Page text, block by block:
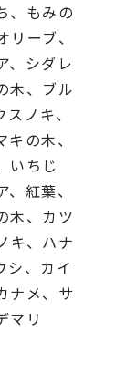
、もみの
ーブ、
シダレ
木、ブル
ノキ、
の木、
いちじ
紅葉、
木、カツ
キ、ハナ
シ、カイ
ナメ、サ
マリ